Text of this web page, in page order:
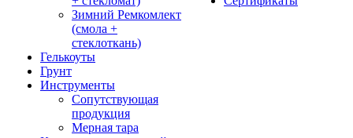
Зимний Ремкомлект
(смола +
стеклоткань)
Гелькоуты
Грунт
Инструменты
Сопутствующая
продукция
Мерная тара